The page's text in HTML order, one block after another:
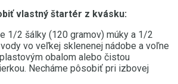
vlastný štartér z kvásku:
1/2 šálky (120 gramov) múky a 1/2
vo veľkej sklenenej nádobe a voľne
obalom alebo čistou
Necháme pôsobiť pri izbovej